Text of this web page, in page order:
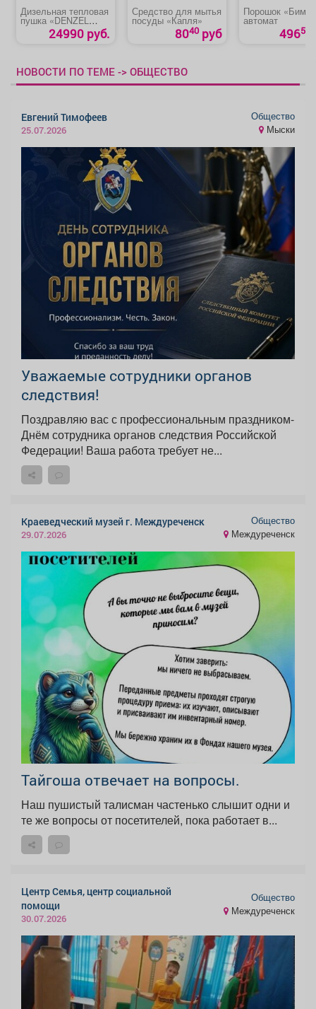
Дизельная тепловая
пушка «DENZEL
DHG-25i»24990 руб.
Средство для мытья
посуды «Капля»
8040 руб
Порошок
автомат
49650
НОВОСТИ ПО ТЕМЕ -> ОБЩЕСТВО
Евгений Тимофеев
25.07.2026
Общество
Мыски
Уважаемые сотрудники органов
следствия!
Поздравляю вас с профессиональным праздником-
Днём сотрудника органов следствия Российской
Федерации! Ваша работа требует не...
Краеведческий музей г. Междуреченск
29.07.2026
Общество
Междуреченск
Тайгоша отвечает на вопросы.
Наш пушистый талисман частенько слышит одни и
те же вопросы от посетителей, пока работает в...
Центр Семья, центр социальной
помощи
30.07.2026
Общество
Междуреченск